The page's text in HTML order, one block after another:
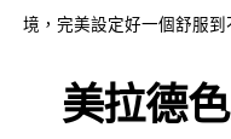
境，完美設定好一個舒服到
美拉德